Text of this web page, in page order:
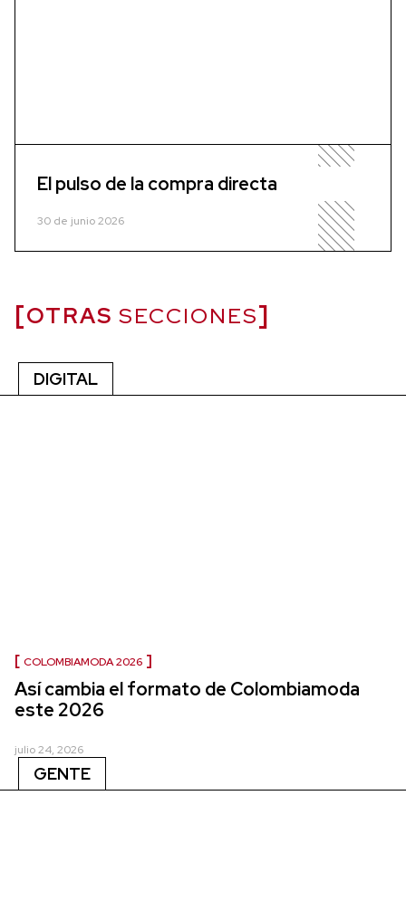
El pulso de la compra directa
30 de junio 2026
OTRAS SECCIONES
DIGITAL
COLOMBIAMODA 2026
Así cambia el formato de Colombiamoda
este 2026
julio 24, 2026
GENTE